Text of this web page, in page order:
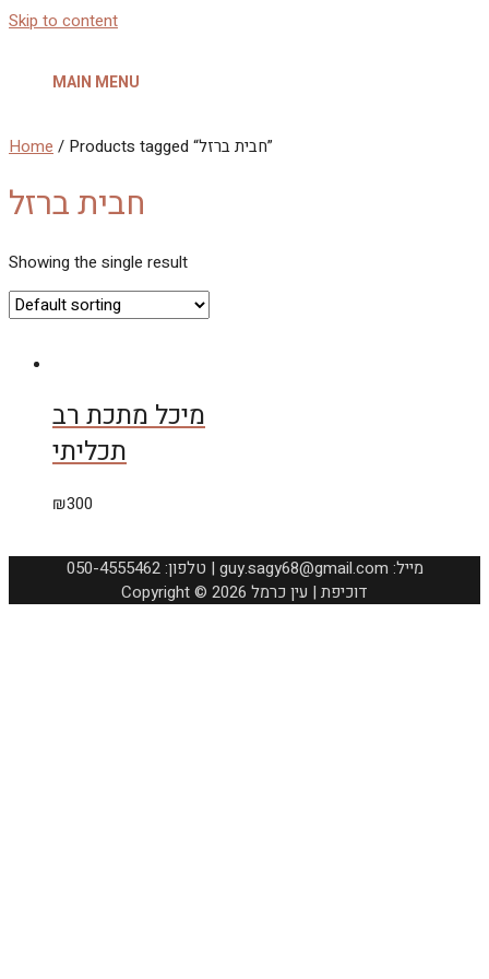
Skip to content
MAIN MENU
Home / Products tagged “חבית ברזל”
חבית ברזל
Showing the single result
מיכל מתכת רב
תכליתי
₪300
050-4555462 :טלפון | guy.sagy68@gmail.com :מייל
Copyright © 2026 דוכיפת | עין כרמל